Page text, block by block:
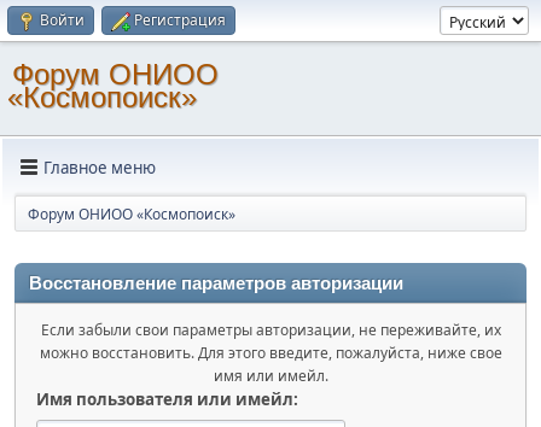
Войти Регистрация
Форум ОНИОО
«Космопоиск»
Главное меню
Форум ОНИОО «Космопоиск»
Восстановление параметров авторизации
Если забыли свои параметры авторизации, не переживайте, их
можно восстановить. Для этого введите, пожалуйста, ниже свое
имя или имейл.
Имя пользователя или имейл: